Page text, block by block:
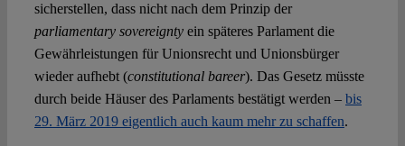
sicherstellen, dass nicht nach dem Prinzip der
parliamentary sovereigntyein späteres Parlament die
Gewährleistungen für Unionsrecht und Unionsbürger
wieder aufhebt (constitutional bareer). Das Gesetz müsste
durch beide Häuser des Parlaments bestätigt werden – bis
29. März 2019 eigentlich auch kaum mehr zu schaffen.